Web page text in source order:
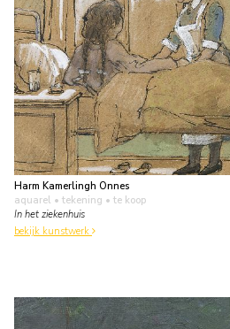
Harm Kamerlingh Onnes
aquarel • tekening • te koop
In het ziekenhuis
bekijk kunstwerk